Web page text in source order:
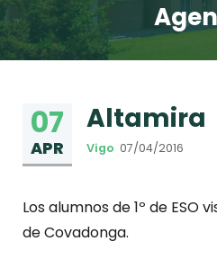
07
APR
Altamira
Vigo 07/04/2016
Los alumnos de 1º de ESO
de Covadonga.